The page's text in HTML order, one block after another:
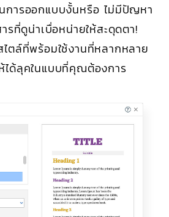
การออกแบบงั้นหรือ ไม่มีปัญหา
รที่ดูน่าเบื่อหน่ายให้สะดุดตา!
ไตล์ที่พร้อมใช้งานที่หลากหลาย
ได้ลุคในแบบที่คุณต้องการ